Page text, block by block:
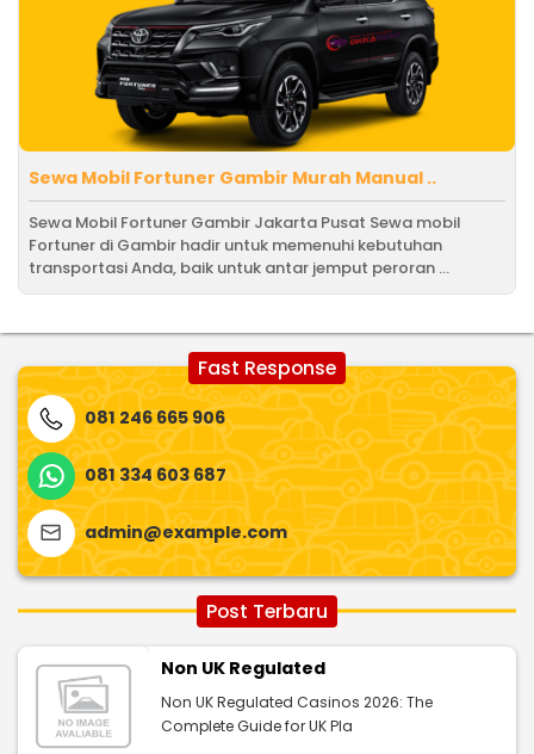
Sewa Mobil Fortuner Gambir Murah Manual ..
Sewa Mobil Fortuner Gambir Jakarta Pusat Sewa mobil
Fortuner di Gambir hadir untuk memenuhi kebutuhan
transportasi Anda, baik untuk antar jemput peroran ...
Fast Response
081 246 665 906
081 334 603 687
admin@example.com
Post Terbaru
Non UK Regulated
Non UK Regulated Casinos 2026: The
Complete Guide for UK Pla